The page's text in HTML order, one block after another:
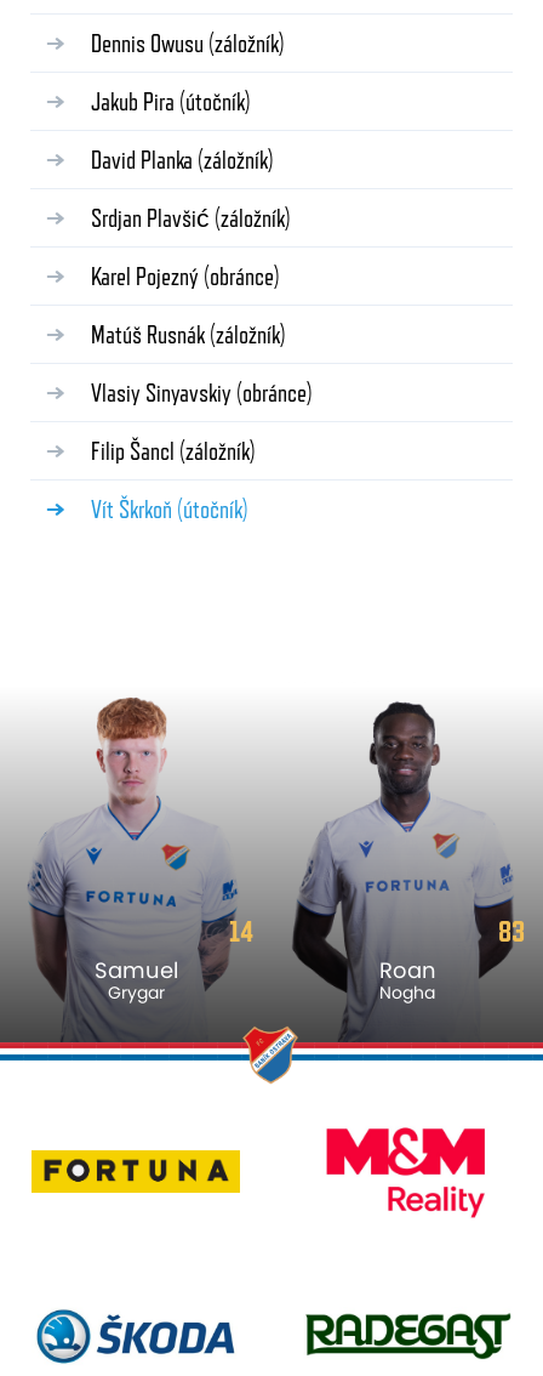
Dennis Owusu (záložník)
Jakub Pira (útočník)
David Planka (záložník)
Srdjan Plavšić (záložník)
Karel Pojezný (obránce)
Matúš Rusnák (záložník)
Vlasiy Sinyavskiy (obránce)
Filip Šancl (záložník)
Vít Škrkoň (útočník)
14
Samuel
Grygar
83
Roan
Nogha